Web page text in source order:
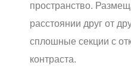
пространство.
расстоянии друг от
сплошные секции с
контраста.